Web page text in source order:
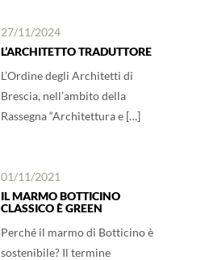
27/11/2024
L’ARCHITETTO TRADUTTORE
L’Ordine degli Architetti di
Brescia, nell’ambito della
Rassegna “Architettura e […]
01/11/2021
IL MARMO BOTTICINO
CLASSICO È GREEN
Perché il marmo di Botticino è
sostenibile? Il termine